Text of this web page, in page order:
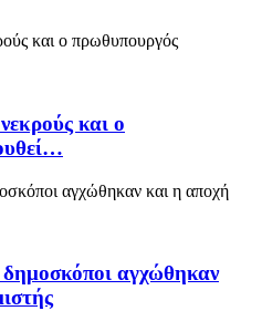
και ο
δημοσκόποι αγχώθηκαν